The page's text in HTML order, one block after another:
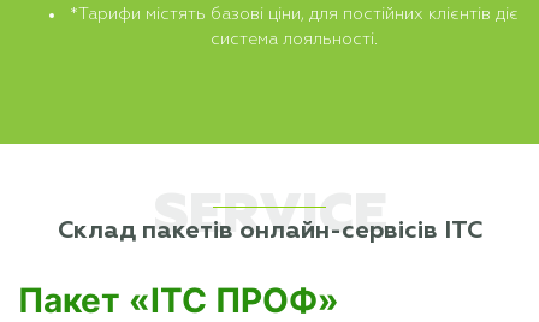
*Тарифи містять базові ціни, для постійних клієнтів діє
система лояльності.
SERVICE
Склад пакетів онлайн-сервісів ІТС
Пакет «ІТС ПРОФ»